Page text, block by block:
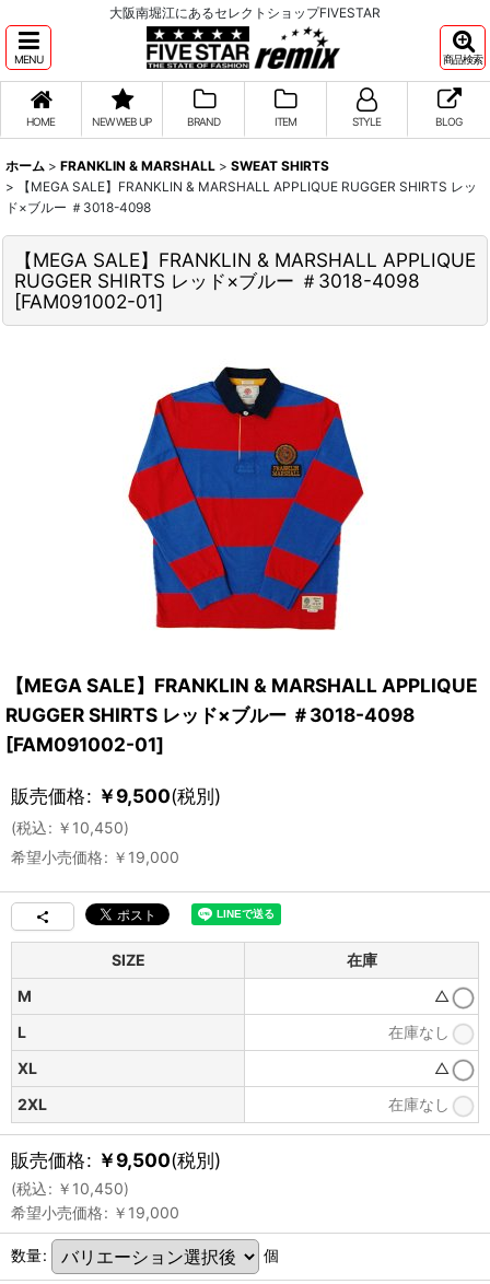
大阪南堀江にあるセレクトショップFIVESTAR
MENU 商品検索
HOME NEW WEB UP BRAND ITEM STYLE BLOG
ホーム > FRANKLIN & MARSHALL > SWEAT SHIRTS
>
【MEGA SALE】FRANKLIN & MARSHALL APPLIQUE RUGGER SHIRTS レッ
ド×ブルー ＃3018-4098
【MEGA SALE】FRANKLIN & MARSHALL APPLIQUE
RUGGER SHIRTS レッド×ブルー ＃3018-4098
[FAM091002-01]
【MEGA SALE】FRANKLIN & MARSHALL APPLIQUE
RUGGER SHIRTS レッド×ブルー ＃3018-4098
[FAM091002-01]
販売価格: ￥9,500(税別)
(税込: ￥ 10,450)
希望小売価格: ￥ 19,000
SIZE
在庫
M
△
L
在庫なし
XL
△
2XL
在庫なし
販売価格: ￥9,500(税別)
(税込: ￥ 10,450)
希望小売価格: ￥ 19,000
数量: 個